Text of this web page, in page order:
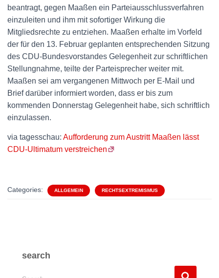
beantragt, gegen Maaßen ein Parteiausschlussverfahren
einzuleiten und ihm mit sofortiger Wirkung die
Mitgliedsrechte zu entziehen. Maaßen erhalte im Vorfeld
der für den 13. Februar geplanten entsprechenden Sitzung
des CDU-Bundesvorstandes Gelegenheit zur schriftlichen
Stellungnahme, teilte der Parteisprecher weiter mit.
Maaßen sei am vergangenen Mittwoch per E-Mail und
Brief darüber informiert worden, dass er bis zum
kommenden Donnerstag Gelegenheit habe, sich schriftlich
einzulassen.
via tagesschau: Aufforderung zum Austritt Maaßen lässt
CDU-Ultimatum verstreichen
Categories: ALLGEMEIN RECHTSEXTREMISMUS
search
S